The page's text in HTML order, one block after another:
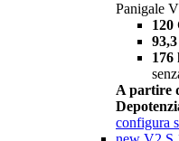
Panigale
120
176
A partire
configura